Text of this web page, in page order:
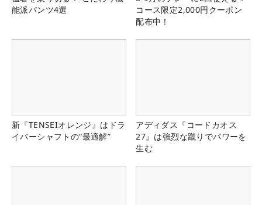
能派パンツ4選
コース限定2,000円クーポン
配布中！
新『TENSEIオレンジ』はドラ
イバーシャフトの“最適解”
アディダス『コードカオス
27』は強烈な蹴りでパワーを
生む